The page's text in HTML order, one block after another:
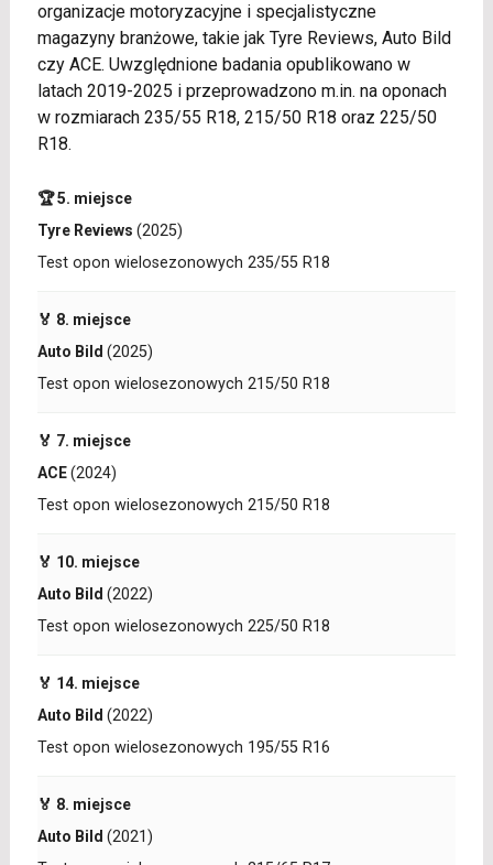
organizacje motoryzacyjne i specjalistyczne
magazyny branżowe, takie jak Tyre Reviews, Auto Bild
czy ACE. Uwzględnione badania opublikowano w
latach 2019-2025 i przeprowadzono m.in. na oponach
w rozmiarach 235/55 R18, 215/50 R18 oraz 225/50
R18.
🏆 5. miejsce
Tyre Reviews (2025)
Test opon wielosezonowych 235/55 R18
🏅 8. miejsce
Auto Bild (2025)
Test opon wielosezonowych 215/50 R18
🏅 7. miejsce
ACE(2024)
Test opon wielosezonowych 215/50 R18
🏅 10. miejsce
Auto Bild (2022)
Test opon wielosezonowych 225/50 R18
🏅 14. miejsce
Auto Bild (2022)
Test opon wielosezonowych 195/55 R16
🏅 8. miejsce
Auto Bild (2021)